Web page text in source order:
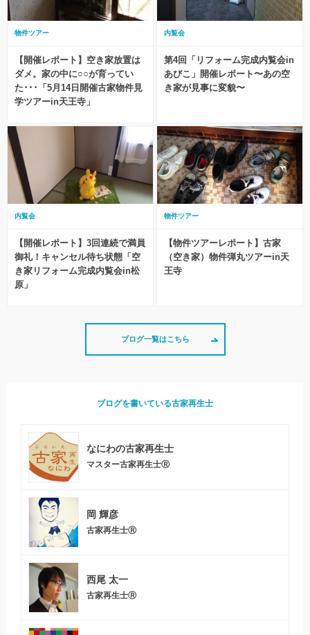
物件ツアー
【開催レポート】空き家放置は
ダメ。家の中に○○が育ってい
た･･･「5月14日開催古家物件見
学ツアーin天王寺」
内覧会
第4回「リフォーム完成内覧会in
あびこ」開催レポート〜あの空
き家が見事に変貌〜
内覧会
【開催レポート】3回連続で満員
御礼！キャンセル待ち状態「空
き家リフォーム完成内覧会in松
原」
物件ツアー
【物件ツアーレポート】古家
（空き家）物件弾丸ツアーin天
王寺
ブログ一覧はこちら
ブログを書いている古家再生士
なにわの古家再生士
マスター古家再生士Ⓡ
岡 輝彦
古家再生士Ⓡ
西尾 太一
古家再生士Ⓡ